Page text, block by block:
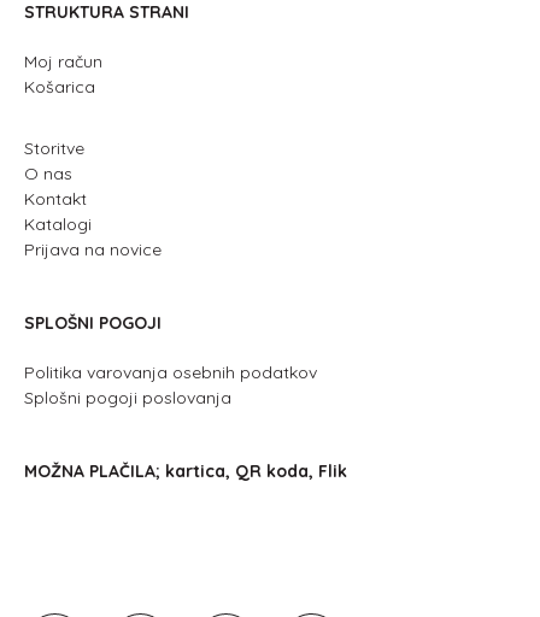
STRUKTURA STRANI
Moj račun
Košarica
Storitve
O nas
Kontakt
Katalogi
Prijava na novice
SPLOŠNI POGOJI
Politika varovanja osebnih podatkov
Splošni pogoji poslovanja
MOŽNA PLAČILA; kartica, QR koda, Flik